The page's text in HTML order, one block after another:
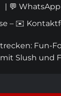
| 💬 WhatsApp
– ✉️
Fun-
Slush und